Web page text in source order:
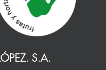
S.A.